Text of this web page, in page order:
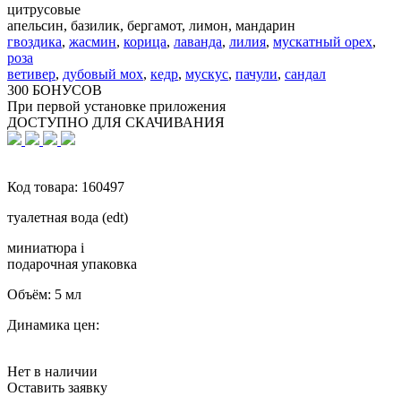
цитрусовые
апельсин, базилик, бергамот, лимон, мандарин
гвоздика, жасмин, корица, лаванда, лилия, мускатный орех,
роза
ветивер, дубовый мох, кедр, мускус, пачули, сандал
300 БОНУСОВ
При первой установке приложения
ДОСТУПНО ДЛЯ СКАЧИВАНИЯ
Код товара: 160497
туалетная вода (edt)
миниатюра i
подарочная упаковка
Объём: 5 мл
Динамика цен:
Нет в наличии
Оставить заявку